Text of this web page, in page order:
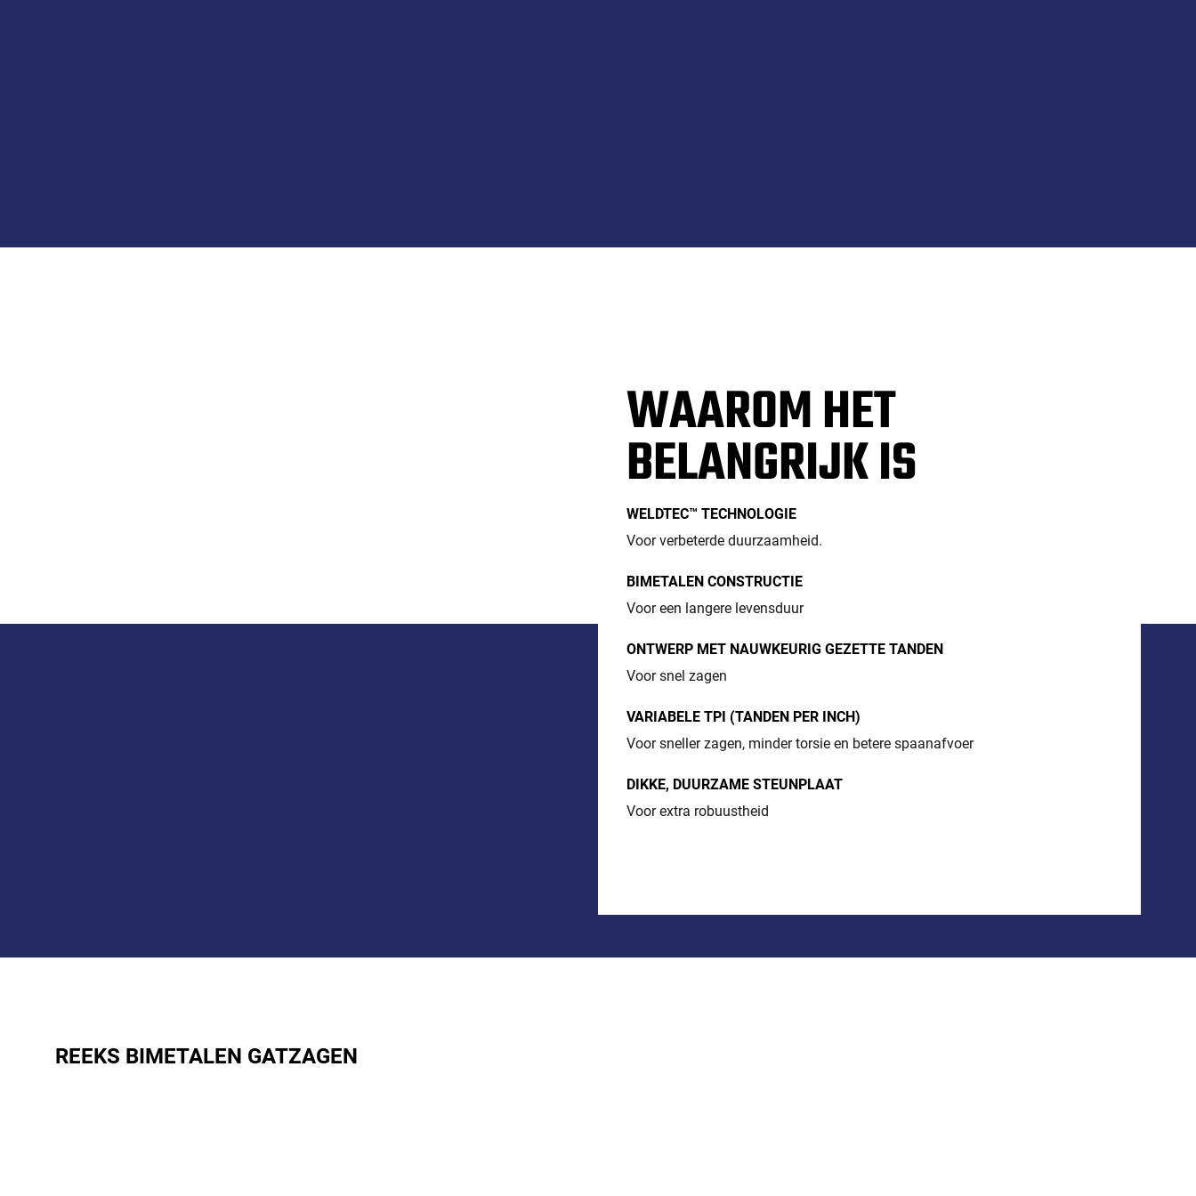
WAAROM HET
BELANGRIJK IS
WELDTEC™ TECHNOLOGIE
Voor verbeterde duurzaamheid.
BIMETALEN CONSTRUCTIE
Voor een langere levensduur
ONTWERP MET NAUWKEURIG GEZETTE TANDEN
Voor snel zagen
VARIABELE TPI (TANDEN PER INCH)
Voor sneller zagen, minder torsie en betere spaanafvoer
DIKKE, DUURZAME STEUNPLAAT
Voor extra robuustheid
REEKS BIMETALEN GATZAGEN